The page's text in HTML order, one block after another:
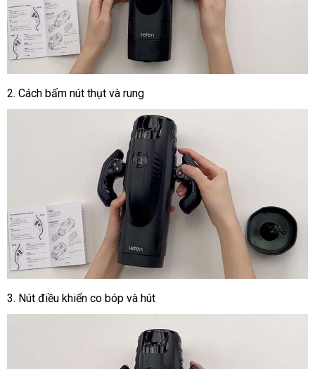
2. Cách bấm nút thụt và rung
3. Nút điều khiển co bóp và hút